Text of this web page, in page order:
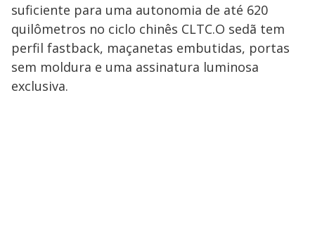
suficiente para uma autonomia de até 620
quilômetros no ciclo chinês CLTC.O sedã tem
perfil fastback, maçanetas embutidas, portas
sem moldura e uma assinatura luminosa
exclusiva.